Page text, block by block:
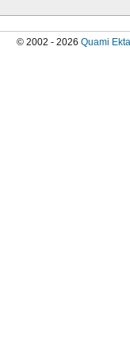
© 2002 - 2026 Quami